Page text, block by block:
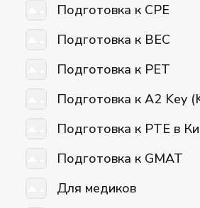
Подготовка к CPE
Подготовка к BEC
Подготовка к PET
Подготовка к A2 Key
Подготовка к PTE в
Подготовка к GMAT
Для медиков